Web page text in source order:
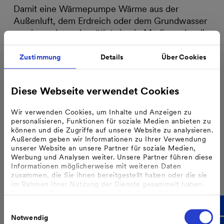
Zustimmung Details Über Cookies
Diese Webseite verwendet Cookies
Wir verwenden Cookies, um Inhalte und Anzeigen zu
personalisieren, Funktionen für soziale Medien anbieten zu
können und die Zugriffe auf unsere Website zu analysieren.
Außerdem geben wir Informationen zu Ihrer Verwendung
unserer Website an unsere Partner für soziale Medien,
Werbung und Analysen weiter. Unsere Partner führen diese
Informationen möglicherweise mit weiteren Daten
zusammen, die Sie ihnen bereitgestellt haben oder die sie
im Rahmen Ihrer Nutzung der Dienste gesammelt haben.
erfolgt, wenn Sie uns dazu Ihre Einwilligung erteilt haben
und dass die Verarbeitung der Daten im Einklang mit den
Notwendig
Damit eine Wärmepumpe Wärme aus der
Außenluft, dem Erdreich oder dem Grundwasser
gewinnen kann, benötigt sie ein Medium, das die
sogenannte Kältemittel. Dabei kommen
unterschiedliche synthetische und natü…
#Heizen #Förderung #Gebäudeenergiegesetz